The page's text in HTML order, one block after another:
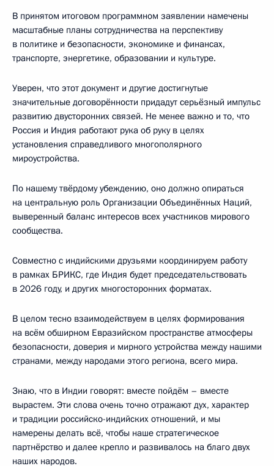
В принятом итоговом программном заявлении намечены
масштабные планы сотрудничества на перспективу
в политике и безопасности, экономике и финансах,
транспорте, энергетике, образовании и культуре.
Уверен, что этот документ и другие достигнутые
значительные договорённости придадут серьёзный импульс
развитию двусторонних связей. Не менее важно и то, что
Россия и Индия работают рука об руку в целях
установления справедливого многополярного
мироустройства.
По нашему твёрдому убеждению, оно должно опираться
на центральную роль Организации Объединённых Наций,
выверенный баланс интересов всех участников мирового
сообщества.
Совместно с индийскими друзьями координируем работу
в рамках БРИКС, где Индия будет председательствовать
в 2026 году, и других многосторонних форматах.
В целом тесно взаимодействуем в целях формирования
на всём обширном Евразийском пространстве атмосферы
безопасности, доверия и мирного устройства между нашими
странами, между народами этого региона, всего мира.
Знаю, что в Индии говорят: вместе пойдём – вместе
вырастем. Эти слова очень точно отражают дух, характер
и традиции российско-индийских отношений, и мы
намерены делать всё, чтобы наше стратегическое
партнёрство и далее крепло и развивалось на благо двух
наших народов.